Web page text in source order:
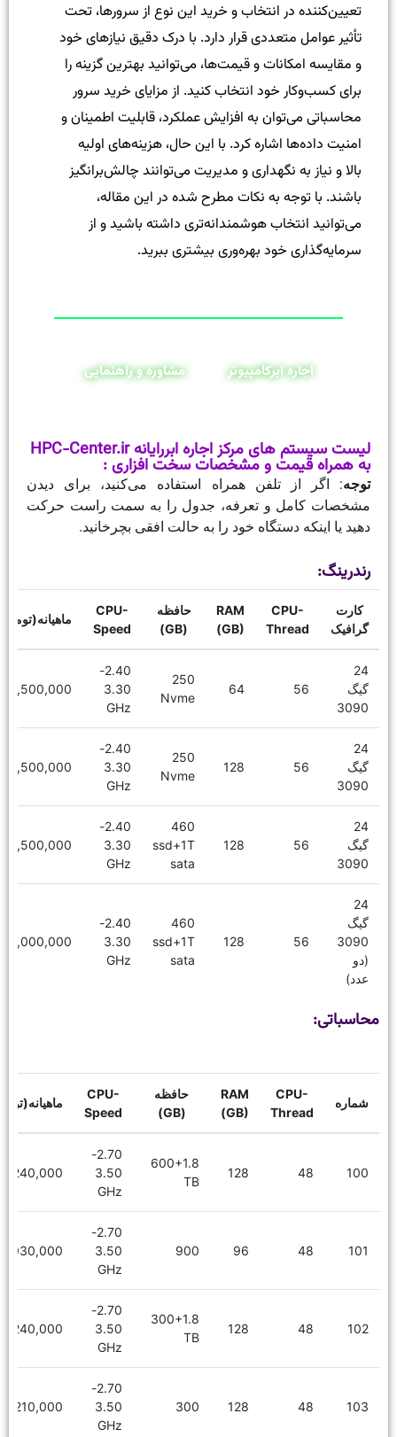
تعیین‌کننده در انتخاب و خرید این نوع از سرورها، تحت
تأثیر عوامل متعددی قرار دارد. با درک دقیق نیازهای خود
و مقایسه امکانات و قیمت‌ها، می‌توانید بهترین گزینه را
برای کسب‌وکار خود انتخاب کنید. از مزایای خرید سرور
محاسباتی می‌توان به افزایش عملکرد، قابلیت اطمینان و
امنیت داده‌ها اشاره کرد. با این حال، هزینه‌های اولیه
بالا و نیاز به نگهداری و مدیریت می‌توانند چالش‌برانگیز
باشند. با توجه به نکات مطرح شده در این مقاله،
می‌توانید انتخاب هوشمندانه‌تری داشته باشید و از
سرمایه‌گذاری خود بهره‌وری بیشتری ببرید.
اجاره ابرکامپیوتر مشاوره و راهنمایی
لیست سیستم های مرکز اجاره ابررایانه HPC-Center.ir
به همراه قیمت و مشخصات سخت افزاری :
توجه: اگر از تلفن همراه استفاده می‌کنید، برای دیدن
مشخصات کامل و تعرفه، جدول را به سمت راست حرکت
دهید یا اینکه دستگاه خود را به حالت افقی بچرخانید.
رندرینگ:
کارت
گرافیک
CPU-
Thread
RAM
(GB)
حافظه
(GB)
CPU-
Speed
24
گیگ
3090
56
64
250
Nvme
2.40-
3.30
GHz
16,500,000
24
گیگ
3090
56
128
250
Nvme
2.40-
3.30
GHz
18,500,000
24
گیگ
3090
56
128
460
ssd+1T
sata
2.40-
3.30
GHz
19,500,000
24
گیگ
3090
(دو
عدد)
56
128
460
ssd+1T
sata
2.40-
3.30
GHz
27,000,000
محاسباتی:
شماره
CPU-
Thread
RAM
(GB)
حافظه
(GB)
CPU-
Speed
100
48
128
600+1.8
TB
2.70-
3.50
GHz
7,240,000
101
48
96
900
2.70-
3.50
GHz
6,030,000
102
48
128
300+1.8
TB
2.70-
3.50
GHz
7,240,000
103
48
128
300
2.70-
3.50
GHz
6,210,000